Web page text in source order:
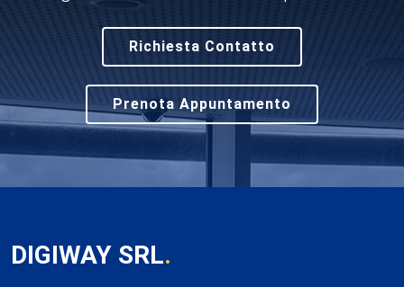
Richiesta Contatto
Prenota Appuntamento
DIGIWAY SRL.